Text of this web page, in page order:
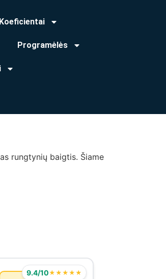
Koeficientai
Programėlės
rungtynių baigtis. Šiame
9.4/10★★★★★